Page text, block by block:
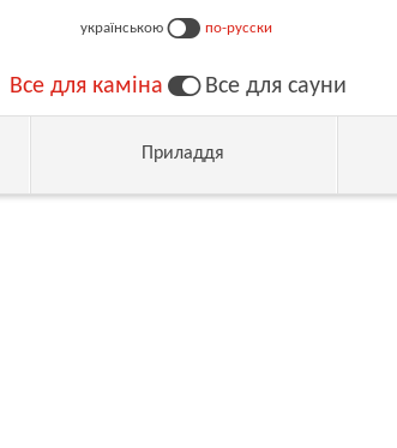
українською по-русски
Все для каміна Все для сауни
Приладдя